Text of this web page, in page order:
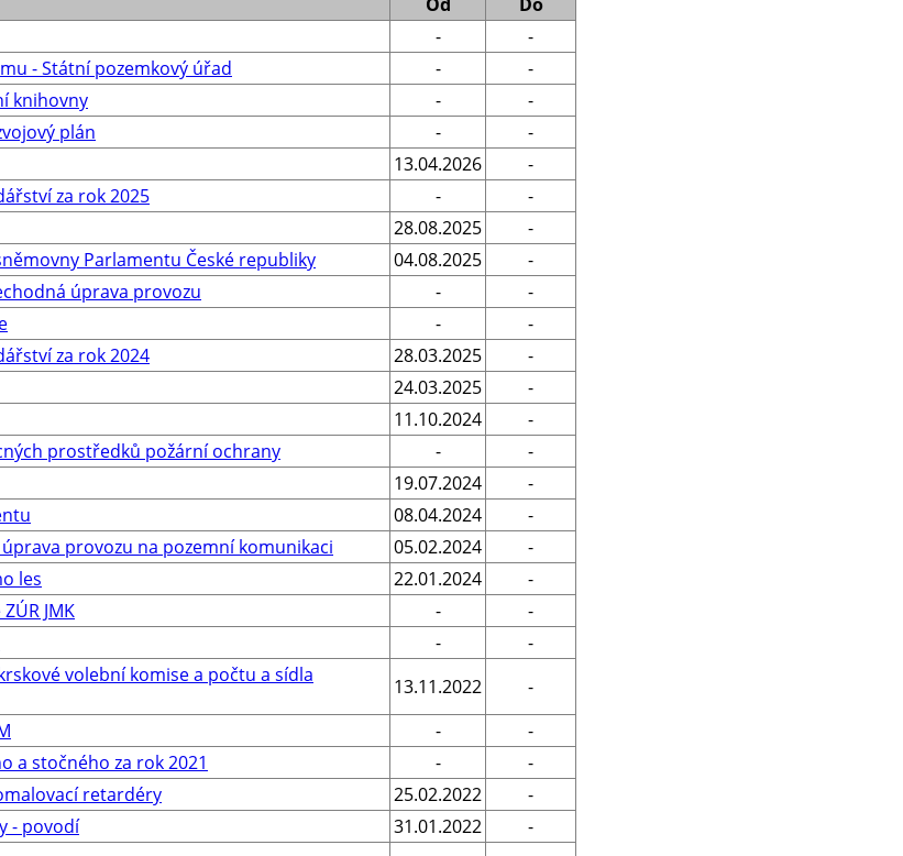
-
-
- Státní pozemkový úřad
-
-
knihovny
-
-
plán
-
-
13.04.2026
-
za rok 2025
-
-
28.08.2025
-
Parlamentu České republiky
04.08.2025
-
úprava provozu
-
-
-
-
za rok 2024
28.03.2025
-
24.03.2025
-
11.10.2024
-
prostředků požární ochrany
-
-
19.07.2024
-
08.04.2024
-
provozu na pozemní komunikaci
05.02.2024
-
les
22.01.2024
-
JMK
-
-
-
-
volební komise a počtu a sídla
13.11.2022
-
-
-
a stočného za rok 2021
-
-
retardéry
25.02.2022
-
- povodí
31.01.2022
-